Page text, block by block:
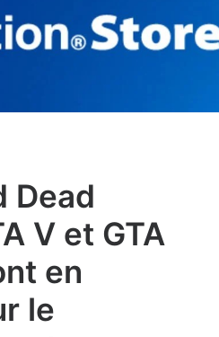
Dead
V et GTA
en
le